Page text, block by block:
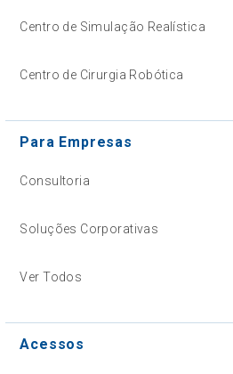
Centro de Simulação Realística
Centro de Cirurgia Robótica
Para Empresas
Consultoria
Soluções Corporativas
Ver Todos
Acessos